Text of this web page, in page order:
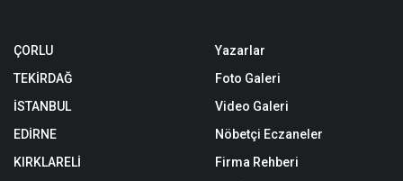
ÇORLU
TEKİRDAĞ
İSTANBUL
EDİRNE
KIRKLARELİ
Yazarlar
Foto Galeri
Video Galeri
Nöbetçi Eczaneler
Firma Rehberi